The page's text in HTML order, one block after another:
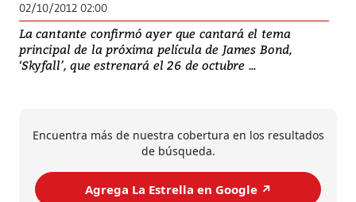
02/10/2012 02:00
La cantante confirmó ayer que cantará el tema
principal de la próxima película de James Bond,
‘Skyfall’, que estrenará el 26 de octubre ...
Encuentra más de nuestra cobertura en los resultados
de búsqueda.
Agrega La Estrella en Google ↗️